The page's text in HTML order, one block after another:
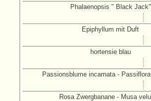
Phalaenopsis " Black Jack"
Epiphyllum mit Duft
hortensie blau
Passionsblume incarnata -
Rosa Zwergbanane - Musa